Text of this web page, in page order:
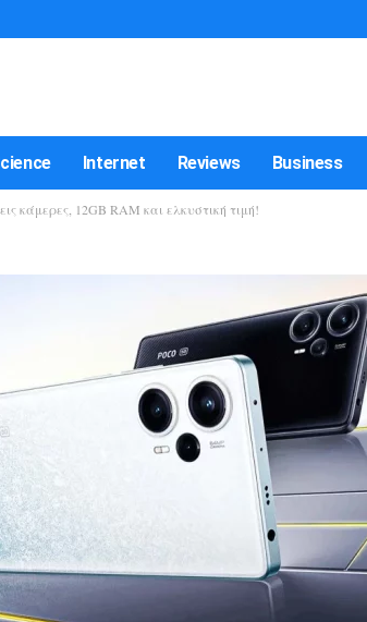
Internet Reviews Business
κάμερες, 12GB RAM και ελκυστική τιμή!